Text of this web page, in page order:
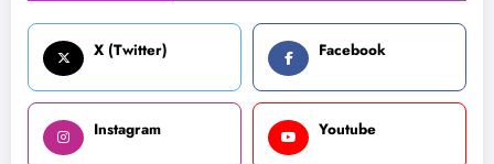
X (Twitter) Facebook
Instagram Youtube